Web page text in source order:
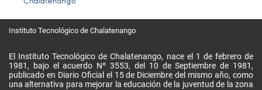
Instituto Tecnológico de Chalatenango
El Instituto Tecnológico de Chalatenango, nace el 1 de febrero de
1981, bajo el acuerdo Nº 3553, del 10 de Septiembre de 1981,
publicado en Diario Oficial el 15 de Diciembre del mismo año, como
una alternativa para mejorar la educación de la juventud de la zona